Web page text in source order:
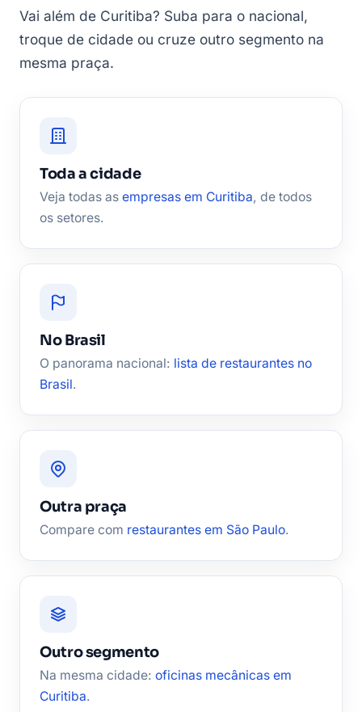
Vai além de Curitiba? Suba para o nacional,
troque de cidade ou cruze outro segmento na
mesma praça.
Toda a cidade
Veja todas as empresas em Curitiba, de todos
os setores.
No Brasil
O panorama nacional: lista de restaurantes no
Brasil.
Outra praça
Compare com restaurantes em São Paulo.
Outro segmento
Na mesma cidade: oficinas mecânicas em
Curitiba.